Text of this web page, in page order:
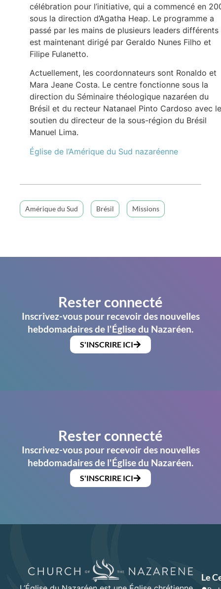
célébration pour l’initiative, qui a commencé en
sous la direction d’Agatha Heap. Le programme a
passé par les mains de plusieurs leaders différents
est maintenant dirigé par Geraldo Nunes Filho et
Filipe Fulanetto.
Actuellement, les coordonnateurs sont Ronaldo et
Mara Jeane Costa. Le centre fonctionne sous la
direction du Séminaire théologique nazaréen du
Brésil et du recteur Natanael Pinto Cardoso avec le
soutien du directeur de la sous-région du Brésil
Manuel Lima.
Église de l’Amérique du Sud nazaréenne
Amérique du Sud Brésil Missions
Rester connecté
Inscrivez-vous pour recevoir des nouvelles
hebdomadaires de l'Église du Nazaréen.
S'INSCRIRE ICI
Rester connecté
Inscrivez-vous pour recevoir des nouvelles
hebdomadaires de l'Église du Nazaréen.
S'INSCRIRE ICI
Le